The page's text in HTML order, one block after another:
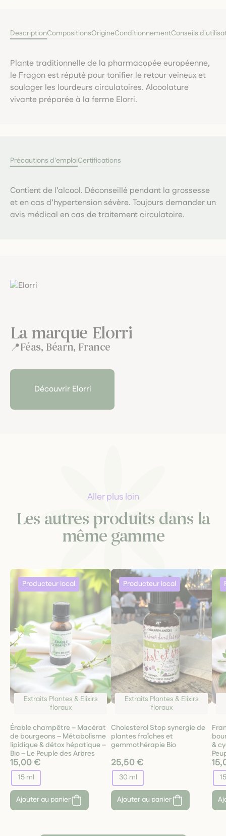
DescriptionCompositionsOrigineConditionnementConseils
Plante traditionnelle de la pharmacopée européenne,
le Fragon est réputé pour tonifier le retour veineux et
soulager les lourdeurs circulatoires. Alcoolature
vivante préparée à la ferme Elorri.
Précautions d'emploiCertifications
Contient de l’alcool. Déconseillé pendant la grossesse
et en cas d’hypertension sévère. Toujours demander un
avis médical en cas de traitement circulatoire.
La marque Elorri
Féas, Béarn, France
Découvrir Elorri
Aller plus loin
Les autres produits dans la
même gamme
Extraits Plantes & Elixirs
floraux
Érable champêtre – Macérat
de bourgeons – Métabolisme
lipidique & détox hépatique –
Bio – Le Peuple des Arbres
15,00 €
15 ml
Ajouter au panier
Extraits Plantes & Elixirs
floraux
Cholesterol Stop synergie de
plantes fraîches et
gemmothérapie Bio
25,50 €
30 ml
Ajouter au panier
&